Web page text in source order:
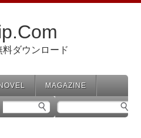
ダウンロード
NOVEL MAGAZINE